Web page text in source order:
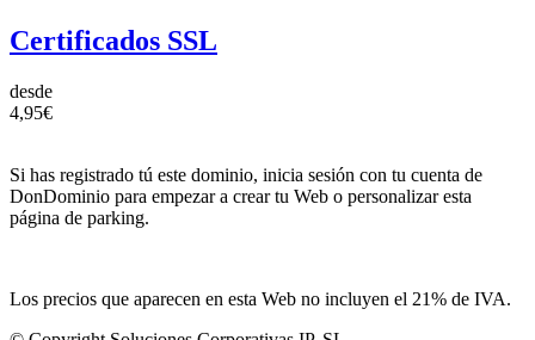
Certificados SSL
desde
4,95€
Si has registrado tú este dominio, inicia sesión con tu cuenta de
DonDominio para empezar a crear tu Web o personalizar esta
página de parking.
Los precios que aparecen en esta Web no incluyen el 21% de IVA.